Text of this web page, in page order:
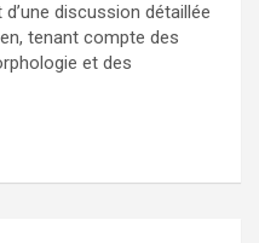
discussion détaillée
tenant compte des
et des